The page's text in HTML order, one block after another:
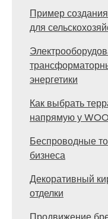
Пример
для
энергетики
Как выбрать
напрямую у
Беспроводные
бизнеса
Декоративный
отделки